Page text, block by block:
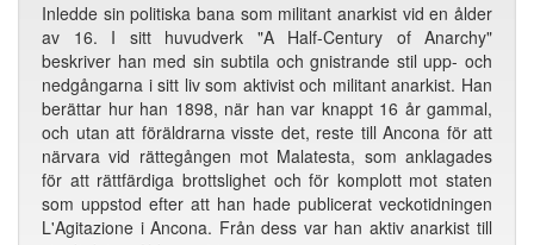
Inledde sin politiska bana som militant anarkist vid en ålder
av 16. I sitt huvudverk "A Half-Century of Anarchy"
beskriver han med sin subtila och gnistrande stil upp- och
nedgångarna i sitt liv som aktivist och militant anarkist. Han
berättar hur han 1898, när han var knappt 16 år gammal,
och utan att föräldrarna visste det, reste till Ancona för att
närvara vid rättegången mot Malatesta, som anklagades
för att rättfärdiga brottslighet och för komplott mot staten
som uppstod efter att han hade publicerat veckotidningen
L'Agitazione i Ancona. Från dess var han aktiv anarkist till